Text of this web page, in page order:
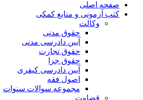
صفحه اصلی
کتب آزمونی و منابع کمکی
وکالت
حقوق مدنی
آیین دادرسی مدنی
حقوق تجارت
حقوق جزا
آیین دادرسی کیفری
اصول فقه
مجموعه سوالات سنوات
قضاوت